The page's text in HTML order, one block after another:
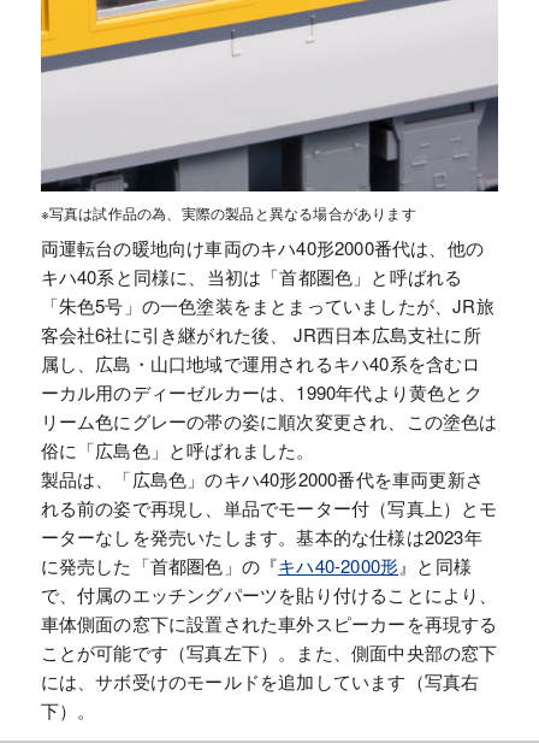
※写真は試作品の為、実際の製品と異なる場合があります
両運転台の暖地向け車両のキハ40形2000番代は、他の
キハ40系と同様に、当初は「首都圏色」と呼ばれる
「朱色5号」の一色塗装をまとまっていましたが、JR旅
客会社6社に引き継がれた後、 JR西日本広島支社に所
属し、広島・山口地域で運用されるキハ40系を含むロ
ーカル用のディーゼルカーは、1990年代より黄色とク
リーム色にグレーの帯の姿に順次変更され、この塗色は
俗に「広島色」と呼ばれました。
製品は、「広島色」のキハ40形2000番代を車両更新さ
れる前の姿で再現し、単品でモーター付（写真上）とモ
ーターなしを発売いたします。基本的な仕様は2023年
に発売した「首都圏色」の『キハ40-2000形』と同様
で、付属のエッチングパーツを貼り付けることにより、
車体側面の窓下に設置された車外スピーカーを再現する
ことが可能です（写真左下）。また、側面中央部の窓下
には、サボ受けのモールドを追加しています（写真右
下）。